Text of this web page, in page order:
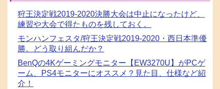
狩王決定戦2019-2020決勝大会は中止になったけど、
練習や大会で得たものを残しておく。
モンハンフェスタ/狩王決定戦2019-2020・西日本準優
勝。どう取り組んだか？
BenQの4Kゲーミングモニター【EW3270U】がPCゲ
ーム、PS4モニターにオススメ？見た目、仕様など紹
介！